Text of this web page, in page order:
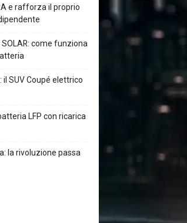
e rafforza il proprio
SOLAR: come funziona
il SUV Coupé elettrico
LFP con ricarica
la rivoluzione passa